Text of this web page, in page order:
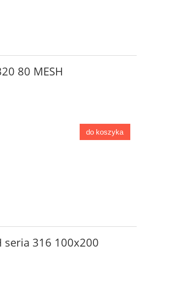
80 MESH
do koszyka
seria 316 100x200